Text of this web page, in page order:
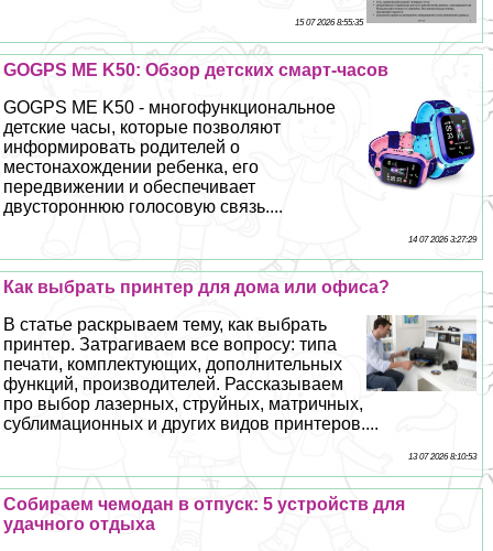
15 07 2026 8:55:35
GOGPS ME K50: Обзор детских смарт-часов
GOGPS ME K50 - многофункциональное
детские часы, которые позволяют
информировать родителей о
местонахождении ребенка, его
передвижении и обеспечивает
двустороннюю голосовую связь....
14 07 2026 3:27:29
Как выбрать принтер для дома или офиса?
В статье раскрываем тему, как выбрать
принтер. Затрагиваем все вопросу: типа
печати, комплектующих, дополнительных
функций, производителей. Рассказываем
про выбор лазерных, струйных, матричных,
сублимационных и других видов принтеров....
13 07 2026 8:10:53
Собираем чемодан в отпуск: 5 устройств для
удачного отдыха